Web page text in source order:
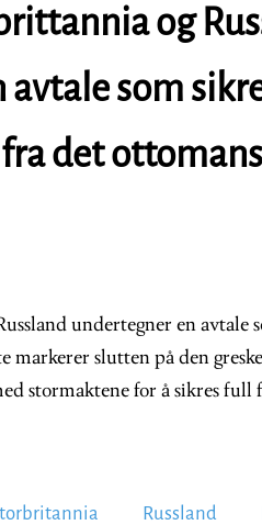
og
avtale som
det
undertegner en avtale
markerer slutten på den
stormaktene for å sikres full
Russland